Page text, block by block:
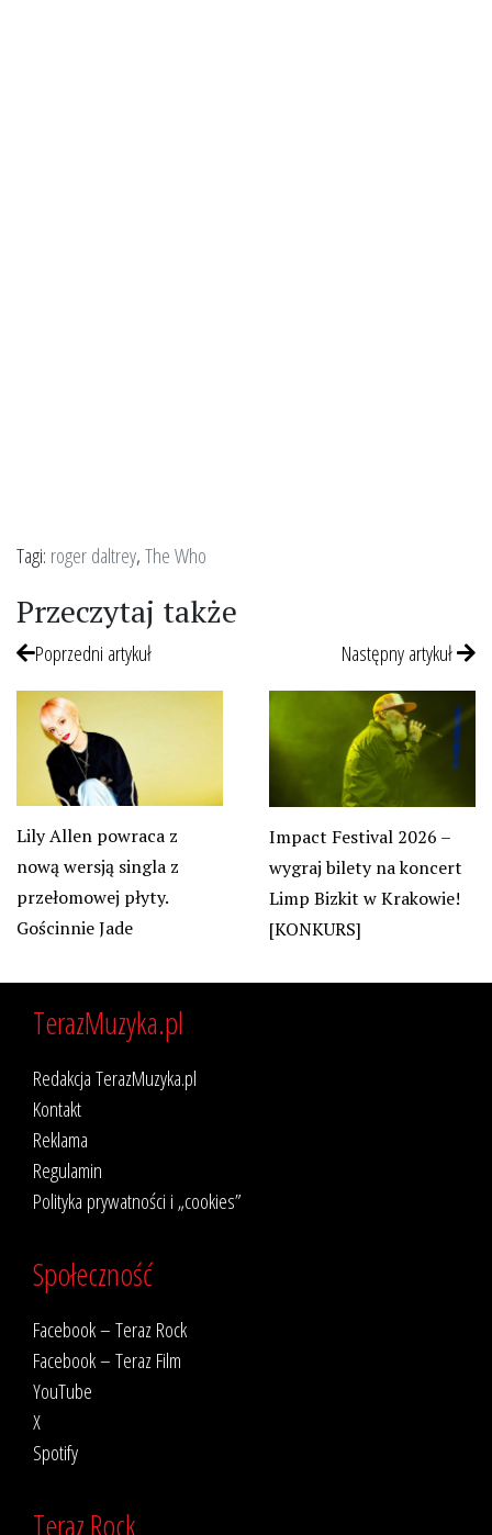
Tagi: roger daltrey,The Who
Przeczytaj także
Poprzedni artykuł
Lily Allen powraca z
nową wersją singla z
przełomowej płyty.
Gościnnie Jade
Następny artykuł
Impact Festival 2026 –
wygraj bilety na koncert
Limp Bizkit w Krakowie!
[KONKURS]
TerazMuzyka.pl
Redakcja TerazMuzyka.pl
Kontakt
Reklama
Regulamin
Polityka prywatności i „cookies”
Społeczność
Facebook – Teraz Rock
Facebook – Teraz Film
YouTube
X
Spotify
Teraz Rock